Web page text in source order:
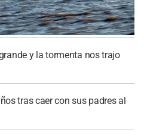
y la tormenta nos trajo
tras caer con sus padres al